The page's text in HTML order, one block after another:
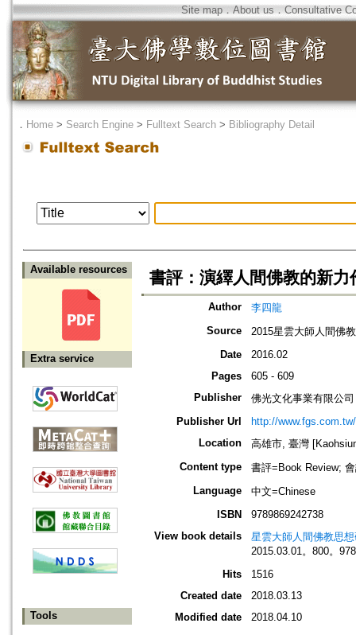
Site map．About us ． Consultative
． Home > Search Engine > Fulltext Search > Bibliography Detail
Available resources
Extra service
Tools
書評：演繹人間佛教的新
Author
李四龍
Source
2015星雲大師人間佛
Date
2016.02
Pages
605 - 609
Publisher
佛光文化事業有限公司
Publisher Url
http://
Location
高雄市, 臺灣
Content type
書評=Book Review;
Language
中文=Chinese
ISBN
9789869242738
View book details
星雲大師人間佛教思
2015.03.01。800。
Hits
1516
Created date
2018.03.13
Modified date
2018.04.10